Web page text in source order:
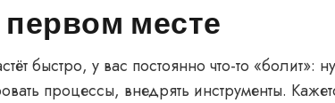
месте
быстро, у вас постоянно что-то «болит»:
процессы, внедрять инструменты.